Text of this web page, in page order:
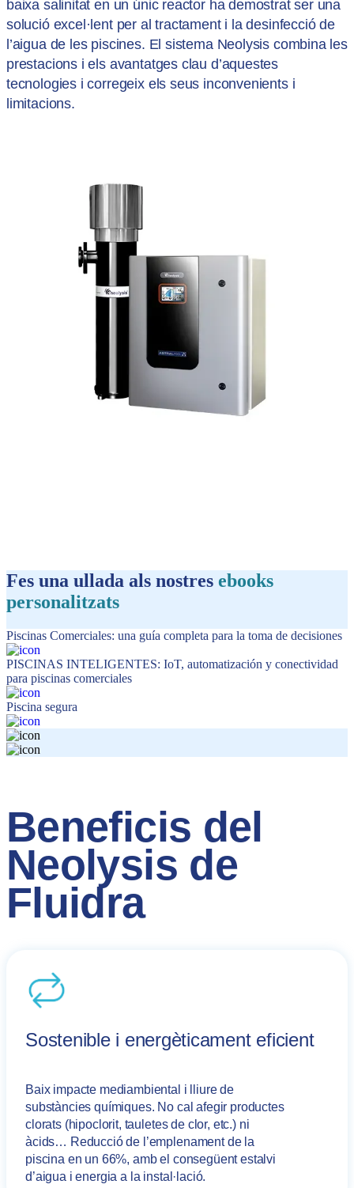
baixa salinitat en un únic reactor ha demostrat ser una
solució excel·lent per al tractament i la desinfecció de
l’aigua de les piscines. El sistema Neolysis combina les
prestacions i els avantatges clau d’aquestes
tecnologies i corregeix els seus inconvenients i
limitacions.
Fes una ullada als nostres ebooks
personalitzats
Piscinas Comerciales: una guía completa para la toma de decisiones
PISCINAS INTELIGENTES: IoT, automatización y conectividad
para piscinas comerciales
Piscina segura
Beneficis del
Neolysis de
Fluidra
Sostenible i energèticament eficient
Baix impacte mediambiental i lliure de
substàncies químiques. No cal afegir productes
clorats (hipoclorit, tauletes de clor, etc.) ni
àcids… Reducció de l’emplenament de la
piscina en un 66%, amb el consegüent estalvi
d’aigua i energia a la instal·lació.